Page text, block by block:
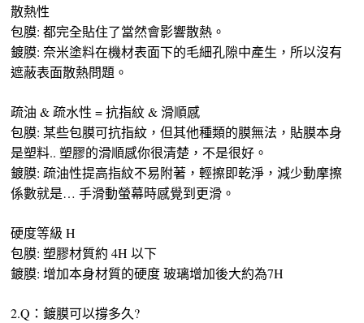
散熱性
包膜: 都完全貼住了當然會影響散熱。
鍍膜: 奈米塗料在機材表面下的毛細孔隙中產生，所以沒有
遮蔽表面散熱問題。
疏油 & 疏水性 = 抗指紋 & 滑順感
包膜: 某些包膜可抗指紋，但其他種類的膜無法，貼膜本身
是塑料.. 塑膠的滑順感你很清楚，不是很好。
鍍膜: 疏油性提高指紋不易附著，輕擦即乾淨，減少動摩擦
係數就是… 手滑動螢幕時感覺到更滑。
硬度等級 H
包膜: 塑膠材質約 4H 以下
鍍膜: 增加本身材質的硬度 玻璃增加後大約為7H
2.Q：鍍膜可以撐多久?